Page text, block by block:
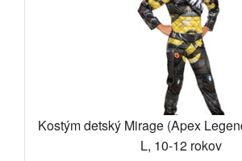
Kostým detský Mirage (Apex
L, 10-12 rokov